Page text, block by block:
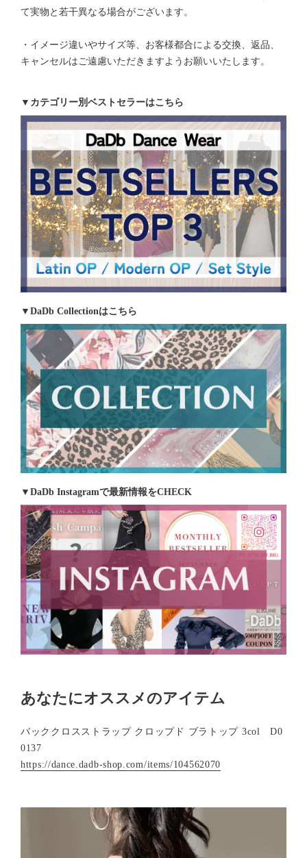
て実物と若干異なる場合がございます。
・イメージ違いやサイズ等、お客様都合による交換、返品、
キャンセルはご遠慮いただきますようお願いいたします。
▼カテゴリー別ベストセラーはこちら
▼DaDb Collectionはこちら
▼DaDb Instagramで最新情報をCHECK
あなたにオススメのアイテム
バッククロスストラップ クロップド ブラトップ 3col D0
0137
https://dance.dadb-shop.com/items/104562070